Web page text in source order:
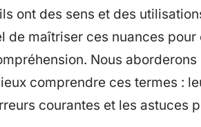
ont des sens et des
de maîtriser ces nuances
Nous
comprendre ces termes :
courantes et les astuces